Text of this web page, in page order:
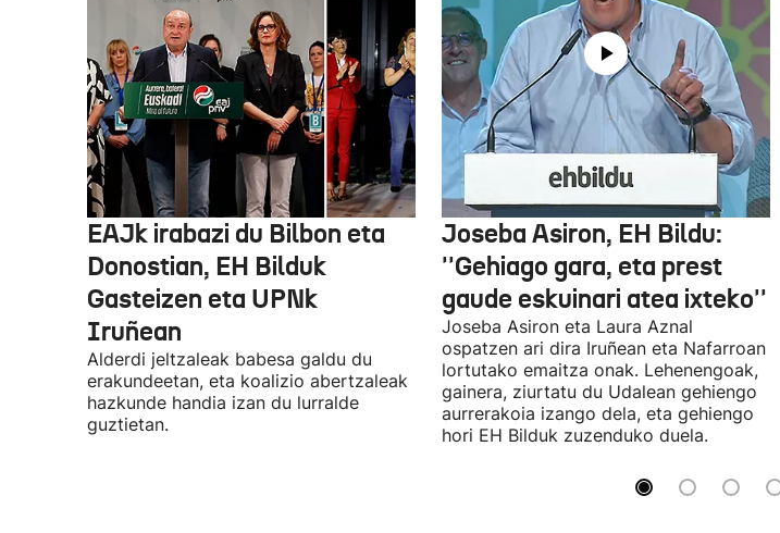
EAJk irabazi du Bilbon eta
Donostian, EH Bilduk
Gasteizen eta UPNk
Iruñean
Alderdi jeltzaleak babesa galdu du
erakundeetan, eta koalizio abertzaleak
hazkunde handia izan du lurralde
guztietan.
Joseba Asiron, EH Bildu:
''Gehiago gara, eta prest
gaude eskuinari atea ixteko''
Joseba Asiron eta Laura Aznal
ospatzen ari dira Iruñean eta Nafarroan
lortutako emaitza onak. Lehenengoak,
gainera, ziurtatu du Udalean gehiengo
aurrerakoia izango dela, eta gehiengo
hori EH Bilduk zuzenduko duela.